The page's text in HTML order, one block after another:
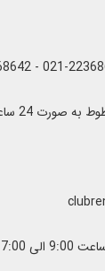
همراه زیر پیام بفرستید.
17:00